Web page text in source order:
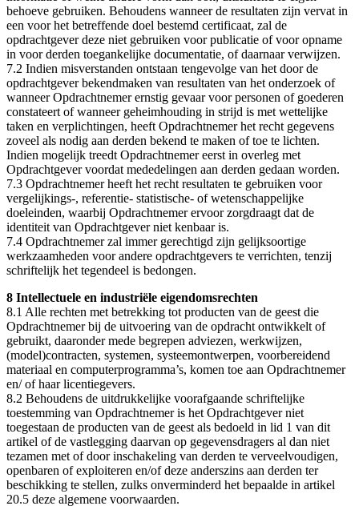
behoeve gebruiken. Behoudens wanneer de resultaten zijn vervat in
een voor het betreffende doel bestemd certificaat, zal de
opdrachtgever deze niet gebruiken voor publicatie of voor opname
in voor derden toegankelijke documentatie, of daarnaar verwijzen.
7.2 Indien misverstanden ontstaan tengevolge van het door de
opdrachtgever bekendmaken van resultaten van het onderzoek of
wanneer Opdrachtnemer ernstig gevaar voor personen of goederen
constateert of wanneer geheimhouding in strijd is met wettelijke
taken en verplichtingen, heeft Opdrachtnemer het recht gegevens
zoveel als nodig aan derden bekend te maken of toe te lichten.
Indien mogelijk treedt Opdrachtnemer eerst in overleg met
Opdrachtgever voordat mededelingen aan derden gedaan worden.
7.3 Opdrachtnemer heeft het recht resultaten te gebruiken voor
vergelijkings-, referentie- statistische- of wetenschappelijke
doeleinden, waarbij Opdrachtnemer ervoor zorgdraagt dat de
identiteit van Opdrachtgever niet kenbaar is.
7.4 Opdrachtnemer zal immer gerechtigd zijn gelijksoortige
werkzaamheden voor andere opdrachtgevers te verrichten, tenzij
schriftelijk het tegendeel is bedongen.
8 Intellectuele en industriële eigendomsrechten
8.1 Alle rechten met betrekking tot producten van de geest die
Opdrachtnemer bij de uitvoering van de opdracht ontwikkelt of
gebruikt, daaronder mede begrepen adviezen, werkwijzen,
(model)contracten, systemen, systeemontwerpen, voorbereidend
materiaal en computerprogramma’s, komen toe aan Opdrachtnemer
en/ of haar licentiegevers.
8.2 Behoudens de uitdrukkelijke voorafgaande schriftelijke
toestemming van Opdrachtnemer is het Opdrachtgever niet
toegestaan de producten van de geest als bedoeld in lid 1 van dit
artikel of de vastlegging daarvan op gegevensdragers al dan niet
tezamen met of door inschakeling van derden te verveelvoudigen,
openbaren of exploiteren en/of deze anderszins aan derden ter
beschikking te stellen, zulks onverminderd het bepaalde in artikel
20.5 deze algemene voorwaarden.